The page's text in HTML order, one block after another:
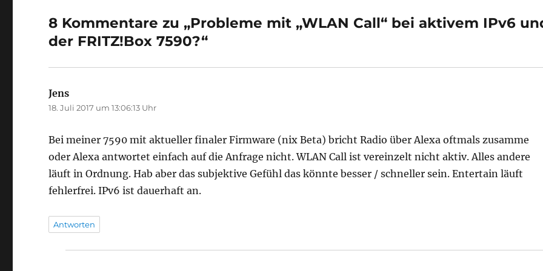
8 Kommentare zu „Probleme mit „WLAN Call“ bei aktivem IPv6
der FRITZ!Box 7590?“
Jens
18. Juli 2017 um 13:06:13 Uhr
Bei meiner 7590 mit aktueller finaler Firmware (nix Beta) bricht Radio über Alexa oftmals zusamme
oder Alexa antwortet einfach auf die Anfrage nicht. WLAN Call ist vereinzelt nicht aktiv. Alles andere
läuft in Ordnung. Hab aber das subjektive Gefühl das könnte besser / schneller sein. Entertain läuft
fehlerfrei. IPv6 ist dauerhaft an.
Antworten